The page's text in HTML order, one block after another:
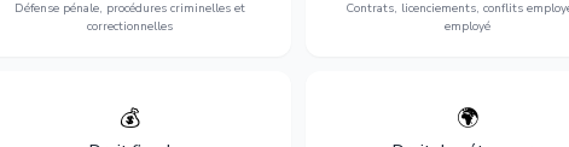
Défense pénale, procédures criminelles et
correctionnelles
ou criminelle.
Contrats, licenciements, conflits
employé
l'employeur.
💰
Optimisation de votre situation fiscale :
🌍
Obtention de vos droits de séjour :